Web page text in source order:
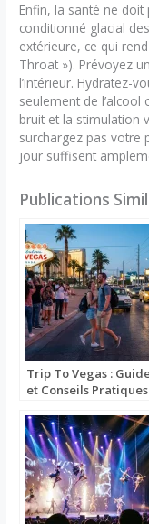
Enfin, la santé ne doit
conditionné glacial
extérieure, ce qui
Throat »). Prévoyez
l’intérieur. Hydratez-
seulement de l’alcool
bruit et la stimulation
surchargez pas votre
jour suffisent
Publications
Trip To Vegas :
et Conseils Pratiques